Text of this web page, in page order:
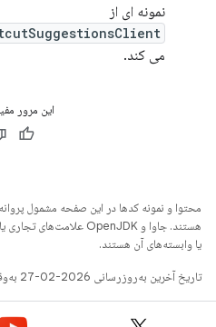
نمونه ای از
می کند.
این مرور
محتوا و نمونه کدها در این صفحه مشمول
یا وابسته‌های آن هستند.
تاریخ آخرین به‌روزرسانی 2026-02-27 به‌وقت ساعت هماهنگ جهانی.